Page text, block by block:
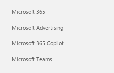
Microsoft 365
Microsoft Advertising
Microsoft 365 Copilot
Microsoft Teams